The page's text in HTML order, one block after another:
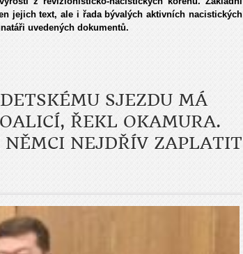
jejich text, ale i řada bývalých aktivních nacistických
uvedených dokumentů.
SJEZDU MÁ
ŘEKL OKAMURA.
NEJDŘÍV ZAPLATIT